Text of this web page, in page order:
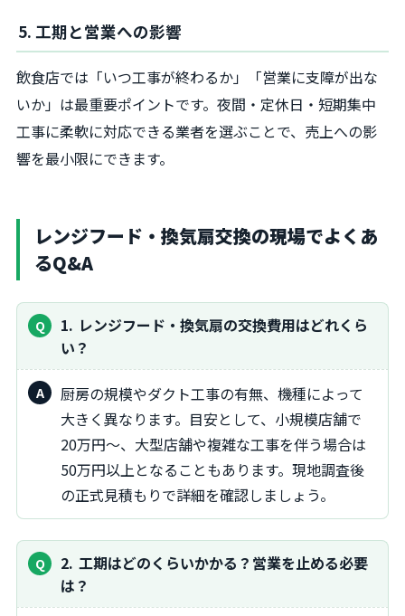
5. 工期と営業への影響
飲食店では「いつ工事が終わるか」「営業に支障が出な
いか」は最重要ポイントです。夜間・定休日・短期集中
工事に柔軟に対応できる業者を選ぶことで、売上への影
響を最小限にできます。
レンジフード・換気扇交換の現場でよくあ
るQ&A
1
レンジフード・換気扇の交換費用はどれくら
い？
厨房の規模やダクト工事の有無、機種によって
大きく異なります。目安として、小規模店舗で
20万円～、大型店舗や複雑な工事を伴う場合は
50万円以上となることもあります。現地調査後
の正式見積もりで詳細を確認しましょう。
2 工期はどのくらいかかる？営業を止める必要
は？